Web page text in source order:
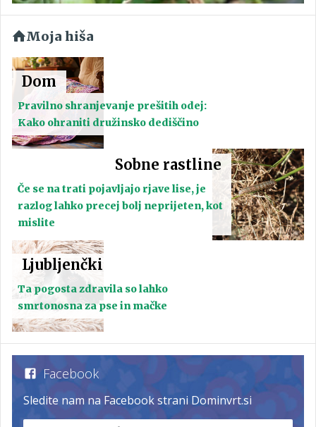
Moja hiša
Dom
Pravilno shranjevanje prešitih odej:
Kako ohraniti družinsko dediščino
Sobne rastline
Če se na trati pojavljajo rjave lise, je
razlog lahko precej bolj neprijeten, kot
mislite
Ljubljenčki
Ta pogosta zdravila so lahko
smrtonosna za pse in mačke
Facebook
Sledite nam na Facebook strani Dominvrt.si